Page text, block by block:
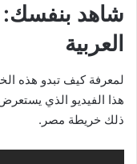
شاهد بنفسك:
العربية
لمعرفة كيف تبدو هذه
هذا الفيديو الذي
ذلك خريطة مصر.